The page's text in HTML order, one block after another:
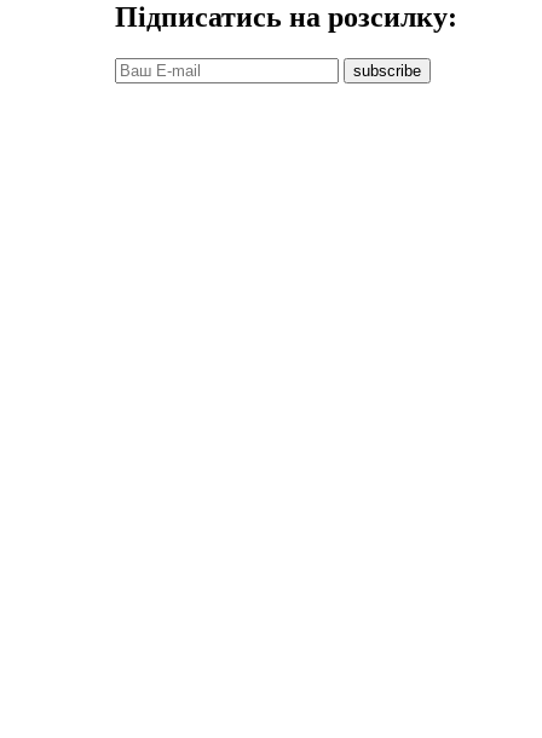
Підписатись на розсилку:
subscribe